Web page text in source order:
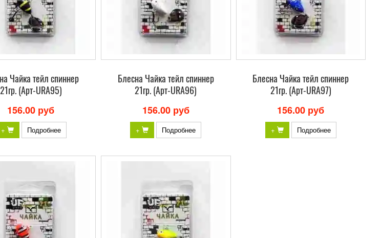
Чайка тейл спиннер
21гр. (Арт-URA95)
156.00 руб
+ Подробнее
Блесна Чайка тейл спиннер
21гр. (Арт-URA96)
156.00 руб
+ Подробнее
Блесна Чайка тейл спиннер
21гр. (Арт-URA97)
156.00 руб
+ Подробнее